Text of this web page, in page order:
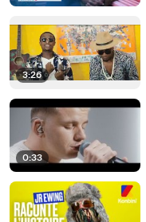
3:26
0:33